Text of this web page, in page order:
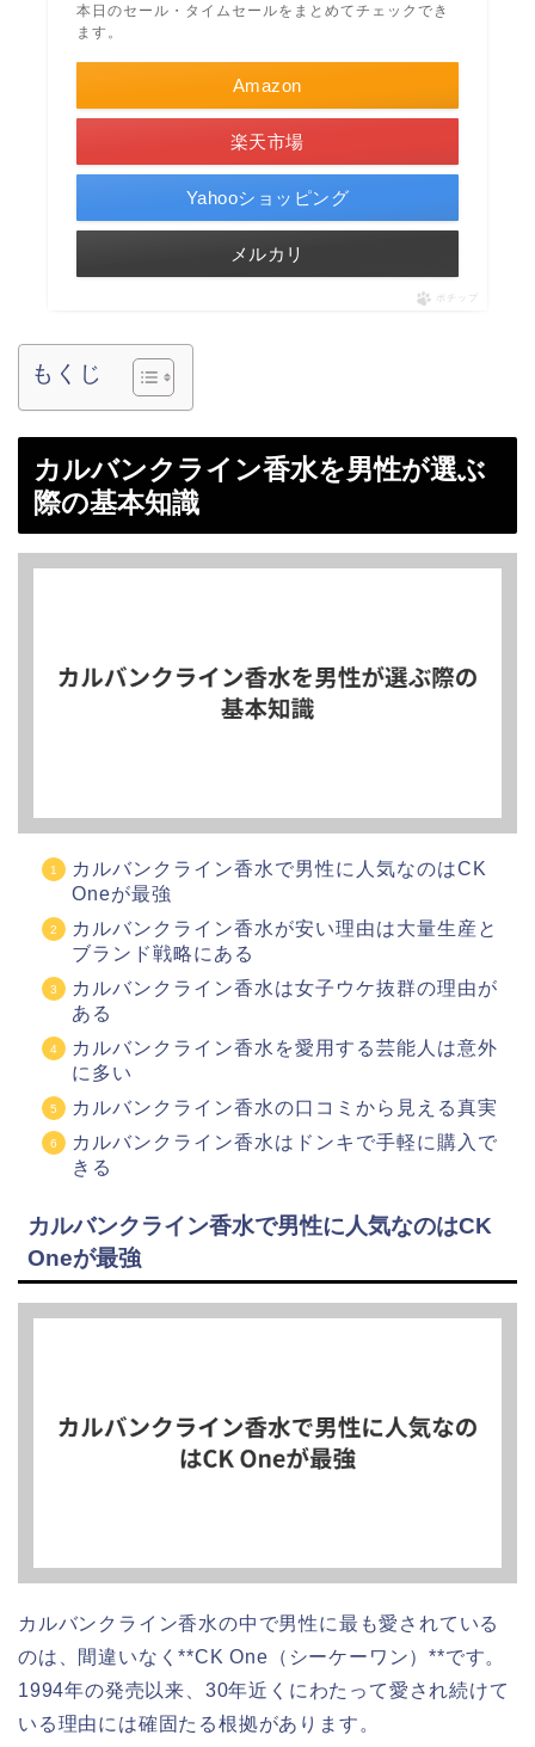
本日のセール・タイムセールをまとめてチェックでき
ます。
Amazon
楽天市場
Yahooショッピング
メルカリ
ポチップ
もくじ
カルバンクライン香水を男性が選ぶ
際の基本知識
カルバンクライン香水で男性に人気なのはCK
Oneが最強
カルバンクライン香水が安い理由は大量生産と
ブランド戦略にある
カルバンクライン香水は女子ウケ抜群の理由が
ある
カルバンクライン香水を愛用する芸能人は意外
に多い
カルバンクライン香水の口コミから見える真実
カルバンクライン香水はドンキで手軽に購入で
きる
カルバンクライン香水で男性に人気なのはCK
Oneが最強
カルバンクライン香水の中で男性に最も愛されている
のは、間違いなく**CK One（シーケーワン）**です。
1994年の発売以来、30年近くにわたって愛され続けて
いる理由には確固たる根拠があります。